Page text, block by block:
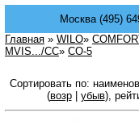
Москва (495)
Главная » WILO»
MVIS.../CC» CO-5
Сортировать по:
(возр| убыв),